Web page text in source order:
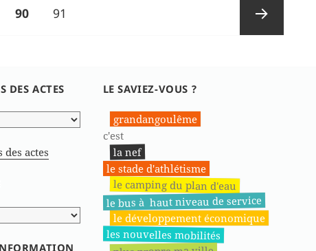
PAGE
90 Page
91
DES ACTES
actes
LE SAVIEZ-VOUS ?
grandangoulême
c'est
la nef
le stade d'athlétisme
le camping du plan d'eau
le bus à haut niveau de service
le développement économique
les nouvelles mobilités